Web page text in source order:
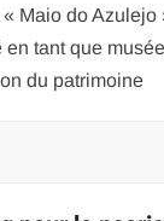
Maio do Azulejo
tant que
du patrimoine